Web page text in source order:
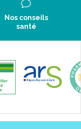
Nos conseils
santé